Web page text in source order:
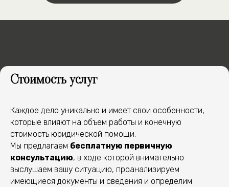
Стоимость услуг
Каждое дело уникально и имеет свои особенности,
которые влияют на объем работы и конечную
стоимость юридической помощи.
Мы предлагаем бесплатную первичную
консультацию, в ходе которой внимательно
выслушаем вашу ситуацию, проанализируем
имеющиеся документы и сведения и определим
КАК МЫ ПОМОЖЕМ
1
2
3